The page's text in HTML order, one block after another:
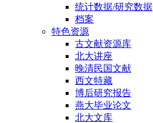
统计数据/研究数据
档案
特色资源
古文献资源库
北大讲座
晚清民国文献
西文特藏
博后研究报告
燕大毕业论文
北大文库